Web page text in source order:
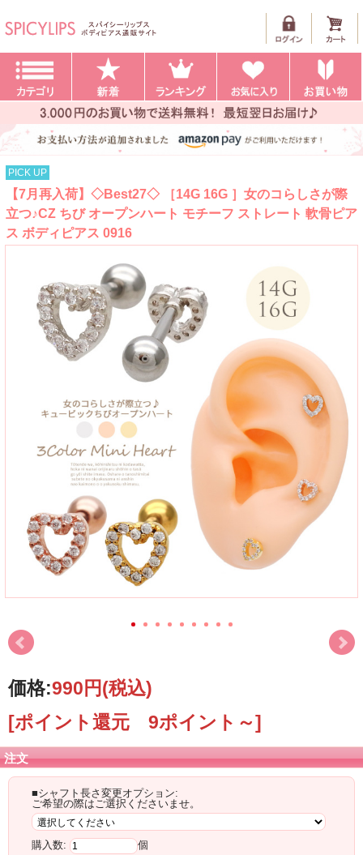
PICK UP
【7月再入荷】◇Best27◇ ［14G 16G ］女のコらしさが際
立つ♪CZ ちび オープンハート モチーフ ストレート 軟骨ピア
ス ボディピアス 0916
価格:990円(税込)
[ポイント還元 9ポイント～]
注文
■シャフト長さ変更オプション:
ご希望の際はご選択くださいませ。
購入数: 個